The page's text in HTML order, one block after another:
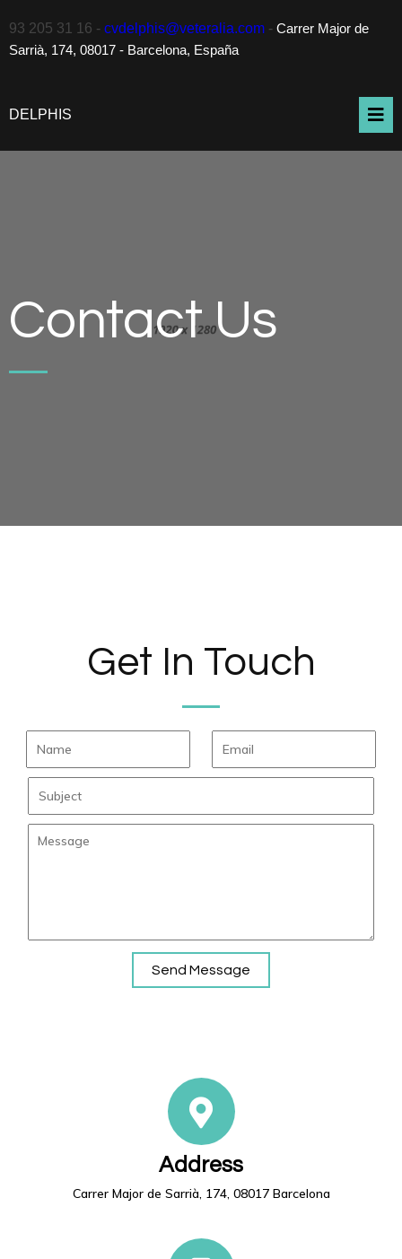
93 205 31 16 - cvdelphis@veteralia.com - Carrer Major de
Sarrià, 174, 08017 - Barcelona, España
DELPHIS
Contact Us
Get In Touch
Send Message
Address
Carrer Major de Sarrià, 174, 08017 Barcelona